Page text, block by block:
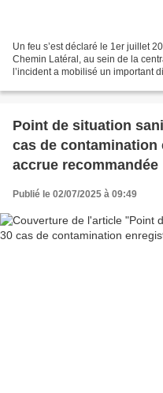
Un feu s’est déclaré le 1er juillet
Chemin Latéral, au sein de la
l’incident a mobilisé un important
Point de situation
cas de
accrue recommandée
Publié le 02/07/2025 à 09:49